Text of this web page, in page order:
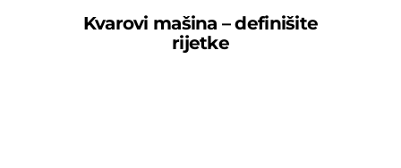
Kvarovi mašina – definišite
rijetke